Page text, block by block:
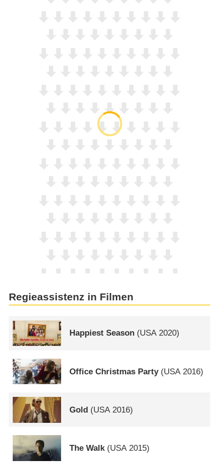
Regieassistenz in Filmen
Happiest Season (USA2020)
Office Christmas Party(USA 2016)
Gold (USA 2016)
The Walk(USA2015)